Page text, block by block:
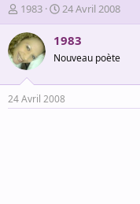
A
u
t
e
u
r
d
e
1983
D
a
t
d
d
é
24 Avril 2008
1983
Nouveau poète
24 Avril 2008